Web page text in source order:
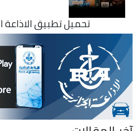
تحميل تطبيق الاذاعة